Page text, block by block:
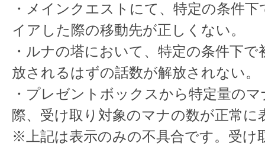
・メインクエストにて、特定の条件
イアした際の移動先が正しくない。
・ルナの塔において、特定の条件下で
放されるはずの話数が解放されない。
・プレゼントボックスから特定量の
際、受け取り対象のマナの数が正常に
※上記は表示のみの不具合です。受け